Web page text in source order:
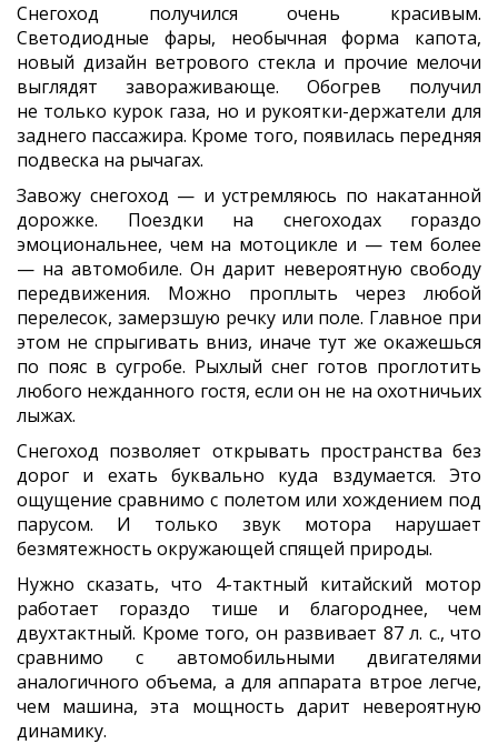
Снегоход получился очень красивым.
Светодиодные фары, необычная форма капота,
новый дизайн ветрового стекла и прочие мелочи
выглядят завораживающе. Обогрев получил
не только курок газа, но и рукоятки-держатели для
заднего пассажира. Кроме того, появилась передняя
подвеска на рычагах.
Завожу снегоход — и устремляюсь по накатанной
дорожке. Поездки на снегоходах гораздо
эмоциональнее, чем на мотоцикле и — тем более
— на автомобиле. Он дарит невероятную свободу
передвижения. Можно проплыть через любой
перелесок, замерзшую речку или поле. Главное при
этом не спрыгивать вниз, иначе тут же окажешься
по пояс в сугробе. Рыхлый снег готов проглотить
любого нежданного гостя, если он не на охотничьих
лыжах.
Снегоход позволяет открывать пространства без
дорог и ехать буквально куда вздумается. Это
ощущение сравнимо с полетом или хождением под
парусом. И только звук мотора нарушает
безмятежность окружающей спящей природы.
Нужно сказать, что 4-тактный китайский мотор
работает гораздо тише и благороднее, чем
двухтактный. Кроме того, он развивает 87 л. с., что
сравнимо с автомобильными двигателями
аналогичного объема, а для аппарата втрое легче,
чем машина, эта мощность дарит невероятную
динамику.